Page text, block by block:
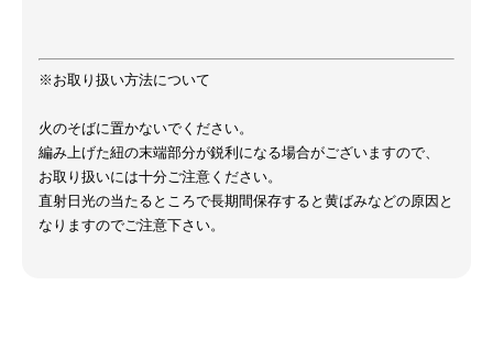
※お取り扱い方法について
火のそばに置かないでください。
編み上げた紐の末端部分が鋭利になる場合がございますので、
お取り扱いには十分ご注意ください。
直射日光の当たるところで長期間保存すると黄ばみなどの原因と
なりますのでご注意下さい。